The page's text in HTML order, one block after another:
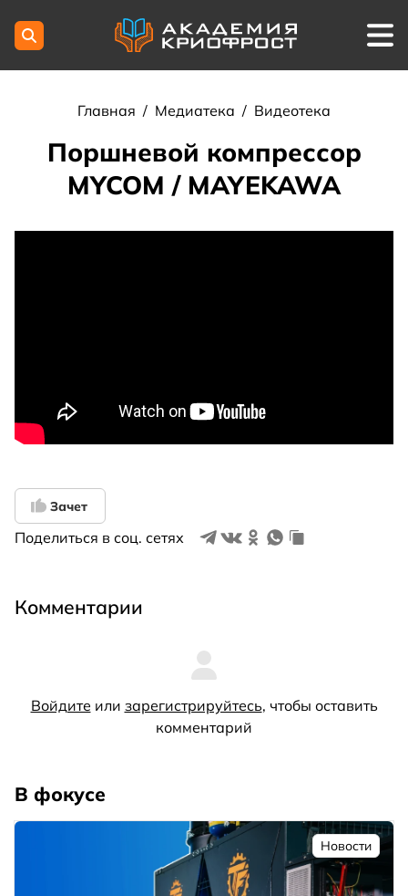
Главная / Медиатека / Видеотека
Поршневой компрессор
MYCOM / MAYEKAWA
Зачет
Поделиться в соц. сетях
Комментарии
Войдите или зарегистрируйтесь, чтобы оставить
комментарий
В фокусе
Новости